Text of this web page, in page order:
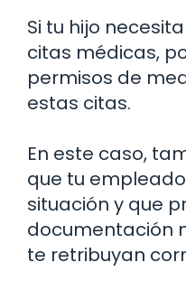
Si tu hijo
citas médicas,
permisos de
estas citas.
En este caso,
que tu
situación y que
documentación
te retribuyan